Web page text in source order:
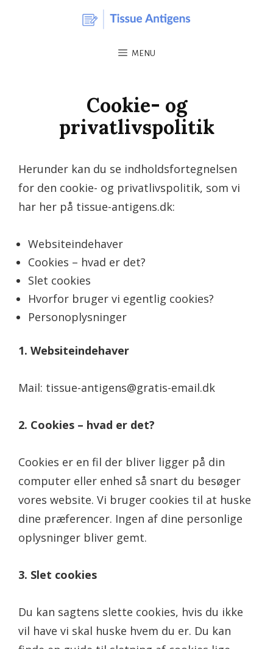
MENU
Cookie- og
privatlivspolitik
Herunder kan du se indholdsfortegnelsen
for den cookie- og privatlivspolitik, som vi
har her på tissue-antigens.dk:
Websiteindehaver
Cookies – hvad er det?
Slet cookies
Hvorfor bruger vi egentlig cookies?
Personoplysninger
1. Websiteindehaver
Mail: tissue-antigens@gratis-email.dk
2. Cookies – hvad er det?
Cookies er en fil der bliver ligger på din
computer eller enhed så snart du besøger
vores website. Vi bruger cookies til at huske
dine præferencer. Ingen af dine personlige
oplysninger bliver gemt.
3. Slet cookies
Du kan sagtens slette cookies, hvis du ikke
vil have vi skal huske hvem du er. Du kan